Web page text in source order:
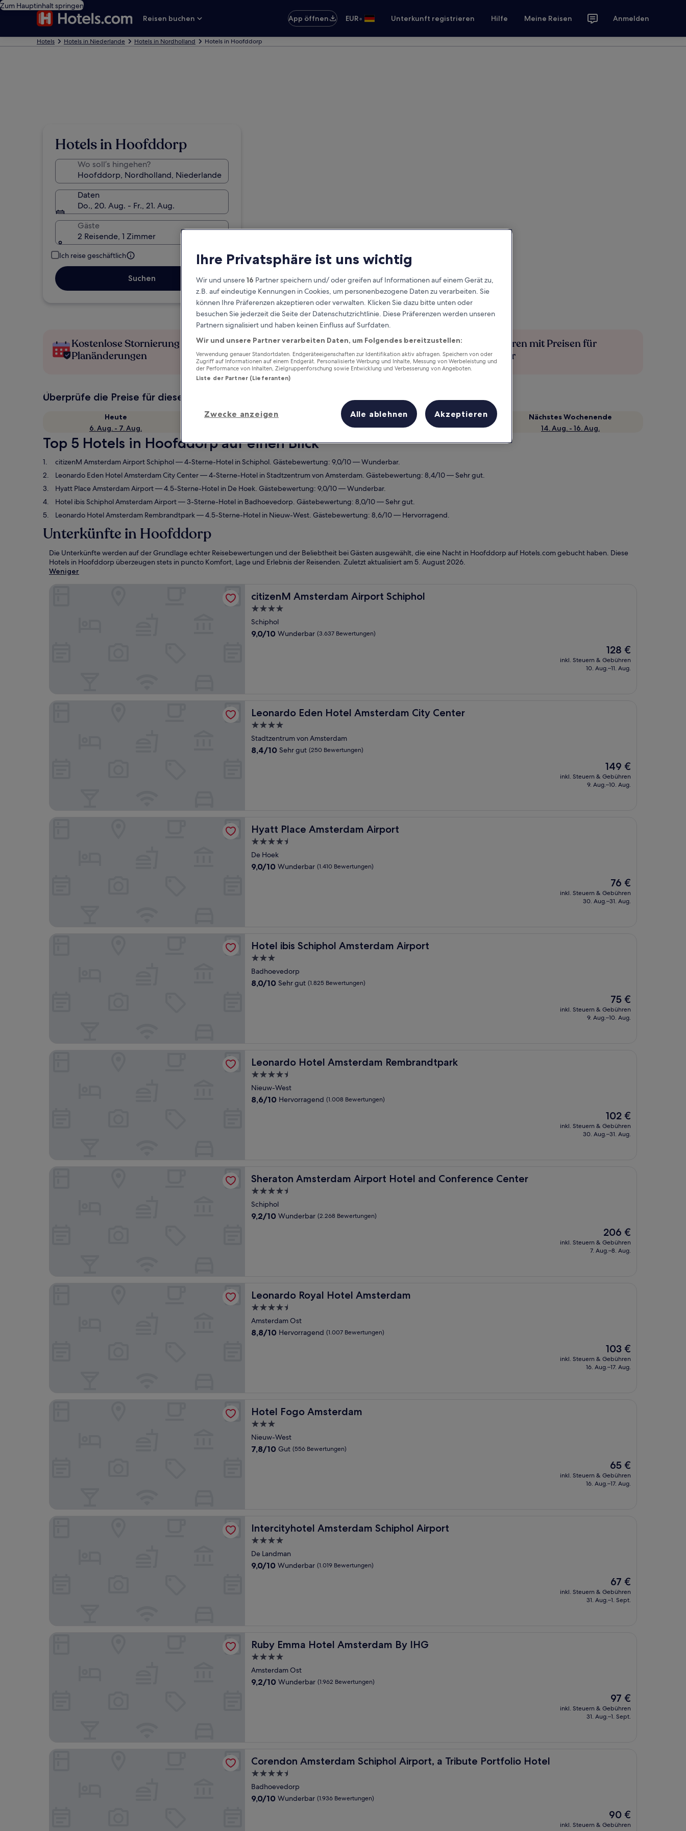
Zum Hauptinhalt springen
Reisen buchen
App öffnen EUR• Unterkunft registrieren Hilfe Meine Reisen Anmelden
Hotels Hotels in Niederlande Hotels in Nordholland Hotels in Hoofddorp
Hotels in Hoofddorp
Wo soll’s hingehen?
Daten
Do., 20. Aug. - Fr., 21. Aug.
Gäste
2 Reisende, 1 Zimmer
Ich reise geschäftlich
Suchen
Kostenlose Stornierung bei
Planänderungen
Verdiene Prämien für jede
wahrgenommene Übernachtung
Mehr sparen mit Preisen für
Mitglieder
Überprüfe die Preise für diese Daten
Heute
6. Aug. - 7. Aug.
Morgen
Dieses Wochenende
7. Aug. - 9. Aug.
Nächstes Wochenende
14. Aug. - 16. Aug.
Top 5 Hotels in Hoofddorp auf einen Blick
citizenM Amsterdam Airport Schiphol— 4-Sterne-Hotel in Schiphol. Gästebewertung: 9,0/10 — Wunderbar.
Leonardo Eden Hotel Amsterdam City Center— 4-Sterne-Hotel in Stadtzentrum von Amsterdam. Gästebewertung: 8,4/10 — Sehr gut.
Hyatt Place Amsterdam Airport— 4.5-Sterne-Hotel in De Hoek. Gästebewertung: 9,0/10 — Wunderbar.
Hotel ibis Schiphol Amsterdam Airport— 3-Sterne-Hotel in Badhoevedorp. Gästebewertung: 8,0/10 — Sehr gut.
Leonardo Hotel Amsterdam Rembrandtpark— 4.5-Sterne-Hotel in Nieuw-West. Gästebewertung: 8,6/10 — Hervorragend.
Unterkünfte in Hoofddorp
Die Unterkünfte werden auf der Grundlage echter Reisebewertungen und der Beliebtheit bei Gästen ausgewählt, die eine Nacht in Hoofddorp auf Hotels.com gebucht haben. Diese
Hotels in Hoofddorp überzeugen stets in puncto Komfort, Lage und Erlebnis der Reisenden. Zuletzt aktualisiert am5. August 2026.
Weniger
citizenM Amsterdam Airport Schiphol
citizenM Amsterdam Airport Schiphol
4.0-
Sterne-
Unterkunft
Schiphol
9.0
9,0/10 Wunderbar (3.637 Bewertungen)
Der
Preis
beträgt
128 €
inkl. Steuern & Gebühren
10. Aug.–11. Aug.
Leonardo Eden Hotel Amsterdam City Center
Leonardo Eden Hotel Amsterdam City Center
4.0-
Sterne-
Unterkunft
Stadtzentrum von Amsterdam
8.4
8,4/10 Sehr gut (250 Bewertungen)
Der
Preis
beträgt
149 €
inkl. Steuern & Gebühren
9. Aug.–10. Aug.
Hyatt Place Amsterdam Airport
Hyatt Place Amsterdam Airport
4.5-
Sterne-
Unterkunft
De Hoek
9.0
9,0/10 Wunderbar (1.410 Bewertungen)
Der
Preis
beträgt
76 €
inkl. Steuern & Gebühren
30. Aug.–31. Aug.
Hotel ibis Schiphol Amsterdam Airport
Hotel ibis Schiphol Amsterdam Airport
3.0-
Sterne-
Unterkunft
Badhoevedorp
8.0
8,0/10 Sehr gut (1.825 Bewertungen)
Der
Preis
beträgt
75 €
inkl. Steuern & Gebühren
9. Aug.–10. Aug.
Leonardo Hotel Amsterdam Rembrandtpark
Leonardo Hotel Amsterdam Rembrandtpark
4.5-
Sterne-
Unterkunft
Nieuw-West
8.6
8,6/10 Hervorragend (1.008 Bewertungen)
Der
Preis
beträgt
102 €
inkl. Steuern & Gebühren
30. Aug.–31. Aug.
Sheraton Amsterdam Airport Hotel and Conference Center
Sheraton Amsterdam Airport Hotel and Conference Center
4.5-
Sterne-
Unterkunft
Schiphol
9.2
9,2/10 Wunderbar (2.268 Bewertungen)
Der
Preis
beträgt
206 €
inkl. Steuern & Gebühren
7. Aug.–8. Aug.
Sheraton Amsterdam Airport Hotel and Conference Center
Leonardo Royal Hotel Amsterdam
Leonardo Royal Hotel Amsterdam
4.5-
Sterne-
Unterkunft
Amsterdam Ost
8.8
8,8/10 Hervorragend (1.007 Bewertungen)
Der
Preis
beträgt
103 €
inkl. Steuern & Gebühren
16. Aug.–17. Aug.
Hotel Fogo Amsterdam
Hotel Fogo Amsterdam
3.0-
Sterne-
Unterkunft
Nieuw-West
7.8
7,8/10 Gut (556 Bewertungen)
Der
Preis
beträgt
65 €
inkl. Steuern & Gebühren
16. Aug.–17. Aug.
Intercityhotel Amsterdam Schiphol Airport
Intercityhotel Amsterdam Schiphol Airport
4.0-
Sterne-
Unterkunft
De Landman
9.0
9,0/10 Wunderbar (1.019 Bewertungen)
Der
Preis
beträgt
67 €
inkl. Steuern & Gebühren
31. Aug.–1. Sept.
Ruby Emma Hotel Amsterdam By IHG
Ruby Emma Hotel Amsterdam By IHG
4.0-
Sterne-
Unterkunft
Amsterdam Ost
9.2
9,2/10 Wunderbar (1.962 Bewertungen)
Der
Preis
beträgt
97 €
inkl. Steuern & Gebühren
31. Aug.–1. Sept.
Corendon Amsterdam Schiphol Airport, a Tribute Portfolio Hotel
Corendon Amsterdam Schiphol Airport, a Tribute Portfolio Hotel
4.5-
Sterne-
Unterkunft
Badhoevedorp
9.0
9,0/10 Wunderbar (1.936 Bewertungen)
Der
Preis
90 €
inkl. Steuern & Gebühren
Corendon Amsterdam Schiphol Airport, a Tribute Portfolio Hotel
Ihre Privatsphäre ist uns wichtig
Wir und unsere16 Partner speichern und/ oder greifen auf Informationen auf einem Gerät zu,
z.B. auf eindeutige Kennungen in Cookies, um personenbezogene Daten zu verarbeiten. Sie
können Ihre Präferenzen akzeptieren oder verwalten. Klicken Sie dazu bitte unten oder
besuchen Sie jederzeit die Seite der Datenschutzrichtlinie. Diese Präferenzen werden unseren
Partnern signalisiert und haben keinen Einfluss auf Surfdaten.
Wir und unsere Partner verarbeiten Daten, um Folgendes bereitzustellen:
Verwendung genauer Standortdaten. Endgeräteeigenschaften zur Identifikation aktiv abfragen. Speichern von oder
Zugriff auf Informationen auf einem Endgerät. Personalisierte Werbung und Inhalte, Messung von Werbeleistung und
der Performance von Inhalten, Zielgruppenforschung sowie Entwicklung und Verbesserung von Angeboten.
Liste der Partner (Lieferanten)
Zwecke anzeigen Alle ablehnen Akzeptieren